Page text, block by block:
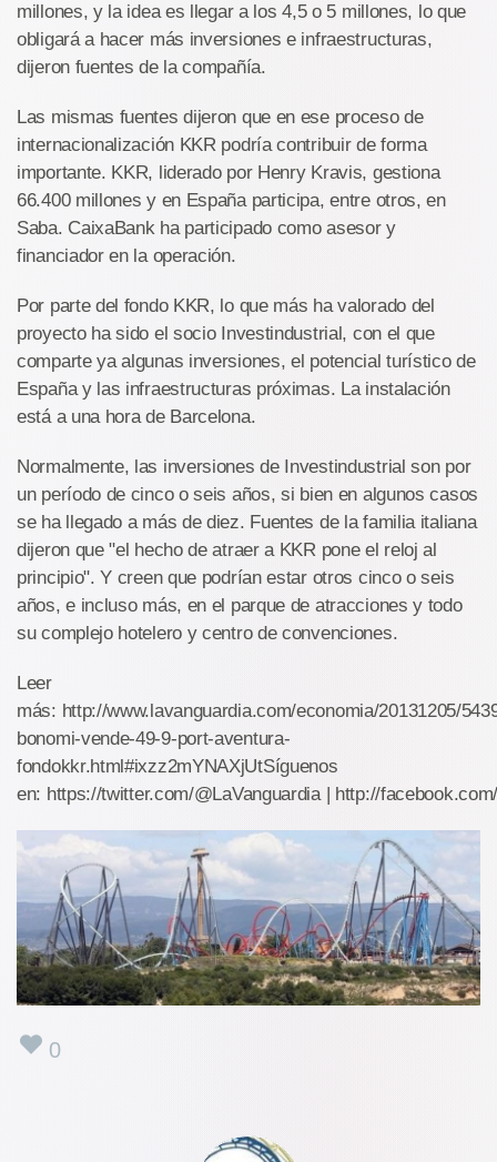
millones, y la idea es llegar a los 4,5 o 5 millones, lo que
obligará a hacer más inversiones e infraestructuras,
dijeron fuentes de la compañía.
Las mismas fuentes dijeron que en ese proceso de
internacionalización KKR podría contribuir de forma
importante. KKR, liderado por Henry Kravis, gestiona
66.400 millones y en España participa, entre otros, en
Saba. CaixaBank ha participado como asesor y
financiador en la operación.
Por parte del fondo KKR, lo que más ha valorado del
proyecto ha sido el socio Investindustrial, con el que
comparte ya algunas inversiones, el potencial turístico de
España y las infraestructuras próximas. La instalación
está a una hora de Barcelona.
Normalmente, las inversiones de Investindustrial son por
un período de cinco o seis años, si bien en algunos casos
se ha llegado a más de diez. Fuentes de la familia italiana
dijeron que "el hecho de atraer a KKR pone el reloj al
principio". Y creen que podrían estar otros cinco o seis
años, e incluso más, en el parque de atracciones y todo
su complejo hotelero y centro de convenciones.
Leer
más: http://www.lavanguardia.com/economia/20131205/
bonomi-vende-49-9-port-aventura-
fondokkr.html#ixzz2mYNAXjUtSíguenos
en: https://twitter.com/@LaVanguardia | http://
0